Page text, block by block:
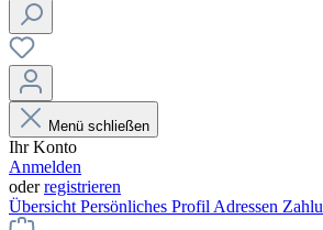
Menü schließen
Ihr Konto
Anmelden
oderregistrieren
Übersicht Persönliches Profil Adressen